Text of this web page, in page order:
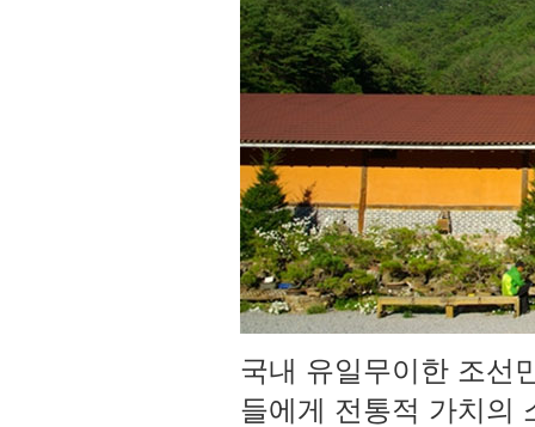
국내 유일무이한 조선
들에게 전통적 가치의